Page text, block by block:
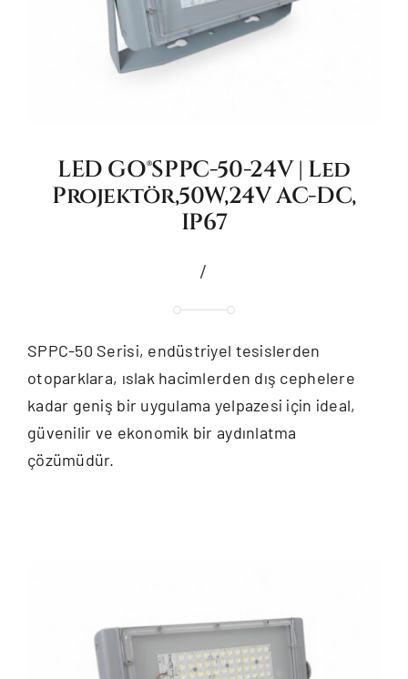
LED GO®SPPC-50-24V | Led
Projektör,50W,24V AC-DC,
IP67
/
SPPC-50 Serisi, endüstriyel tesislerden
otoparklara, ıslak hacimlerden dış cephelere
kadar geniş bir uygulama yelpazesi için ideal,
güvenilir ve ekonomik bir aydınlatma
çözümüdür.